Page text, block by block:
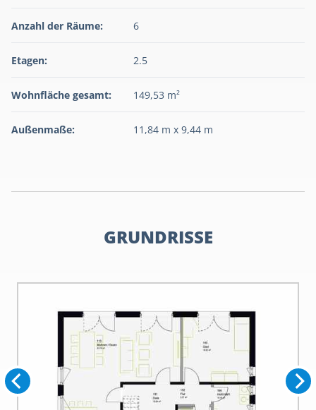
Anzahl der Räume: 6
Etagen: 2.5
Wohnfläche gesamt: 149,53 m²
Außenmaße: 11,84 m x 9,44 m
GRUNDRISSE